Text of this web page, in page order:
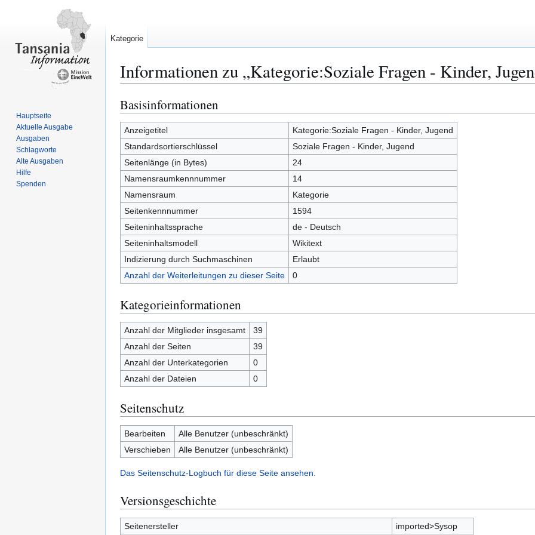
Informationen zu „Kategorie:Soziale Fragen - Kinder,
Zur
Navigation
springen
Zur
Suche
springen
Basisinformationen
Anzeigetitel
Kategorie:Soziale Fragen - Kinder, Jugend
Standardsortierschlüssel
Soziale Fragen - Kinder, Jugend
Seitenlänge (in Bytes)
24
Namensraumkennnummer
14
Namensraum
Kategorie
Seitenkennnummer
1594
Seiteninhaltssprache
de - Deutsch
Seiteninhaltsmodell
Wikitext
Indizierung durch Suchmaschinen
Erlaubt
Anzahl der Weiterleitungen zu dieser Seite
0
Kategorieinformationen
Anzahl der Mitglieder insgesamt
39
Anzahl der Seiten
39
Anzahl der Unterkategorien
0
Anzahl der Dateien
0
Seitenschutz
Bearbeiten
Alle Benutzer (unbeschränkt)
Verschieben
Alle Benutzer (unbeschränkt)
Das Seitenschutz-Logbuch für diese Seite ansehen.
Versionsgeschichte
Seitenersteller imported>Sysop
Kategorie
Hauptseite
Aktuelle Ausgabe
Ausgaben
Schlagworte
Alte Ausgaben
Hilfe
Spenden